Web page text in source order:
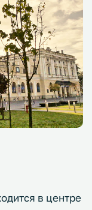
в центре